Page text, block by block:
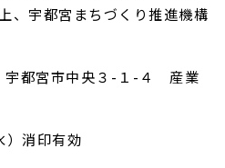
、宇都宮まちづくり推進機構
都宮市中央３-１-４ 産業
）消印有効